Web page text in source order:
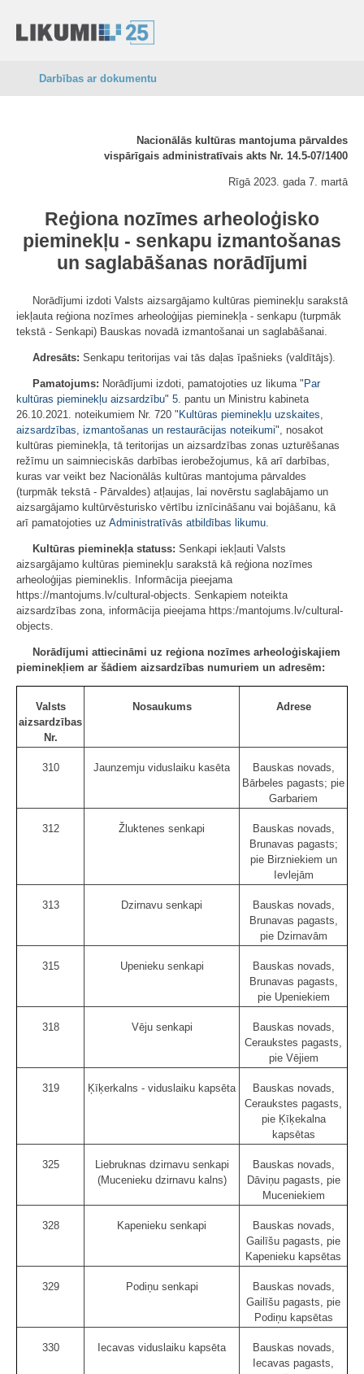
Darbības ar dokumentu
Nacionālās kultūras mantojuma pārvaldes
vispārīgais administratīvais akts Nr. 14.5-07/1400
Rīgā 2023. gada 7. martā
Reģiona nozīmes arheoloģisko
pieminekļu - senkapu izmantošanas
un saglabāšanas norādījumi
Norādījumi izdoti Valsts aizsargājamo kultūras pieminekļu sarakstā
iekļauta reģiona nozīmes arheoloģijas pieminekļa - senkapu (turpmāk
tekstā - Senkapi) Bauskas novadā izmantošanai un saglabāšanai.
Adresāts: Senkapu teritorijas vai tās daļas īpašnieks (valdītājs).
Pamatojums: Norādījumi izdoti, pamatojoties uz likuma " Par
kultūras pieminekļu aizsardzību" 5. pantu un Ministru kabineta
26.10.2021. noteikumiem Nr. 720 " Kultūras pieminekļu uzskaites,
aizsardzības, izmantošanas un restaurācijas noteikumi", nosakot
kultūras pieminekļa, tā teritorijas un aizsardzības zonas uzturēšanas
režīmu un saimnieciskās darbības ierobežojumus, kā arī darbības,
kuras var veikt bez Nacionālās kultūras mantojuma pārvaldes
(turpmāk tekstā - Pārvaldes) atļaujas, lai novērstu saglabājamo un
aizsargājamo kultūrvēsturisko vērtību iznīcināšanu vai bojāšanu, kā
arī pamatojoties uz Administratīvās atbildības likumu.
Kultūras pieminekļa statuss: Senkapi iekļauti Valsts
aizsargājamo kultūras pieminekļu sarakstā kā reģiona nozīmes
arheoloģijas piemineklis. Informācija pieejama
https://mantojums.lv/cultural-objects. Senkapiem noteikta
aizsardzības zona, informācija pieejama https:/mantojums.lv/cultural-
objects.
Norādījumi attiecināmi uz reģiona nozīmes arheoloģiskajiem
pieminekļiem ar šādiem aizsardzības numuriem un adresēm:
Valsts
aizsardzības
Nr.
Nosaukums Adrese
310 Jaunzemju viduslaiku kasēta
Bauskas novads,
Bārbeles pagasts; pie
Garbariem
312 Žluktenes senkapi
Bauskas novads,
Brunavas pagasts;
pie Birzniekiem un
Ievlejām
313 Dzirnavu senkapi
Bauskas novads,
Brunavas pagasts,
pie Dzirnavām
315 Upenieku senkapi
Bauskas novads,
Brunavas pagasts,
pie Upeniekiem
318 Vēju senkapi
Bauskas novads,
Ceraukstes pagasts,
pie Vējiem
319 Ķīķerkalns - viduslaiku kapsēta
Bauskas novads,
Ceraukstes pagasts,
pie Ķīķekalna
kapsētas
325
Liebruknas dzirnavu senkapi
(Mucenieku dzirnavu kalns)
Bauskas novads,
Dāviņu pagasts, pie
Muceniekiem
328 Kapenieku senkapi
Bauskas novads,
Gailīšu pagasts, pie
Kapenieku kapsētas
329 Podiņu senkapi
Bauskas novads,
Gailīšu pagasts, pie
Podiņu kapsētas
330 Iecavas viduslaiku kapsēta
Bauskas novads,
Iecavas pagasts,